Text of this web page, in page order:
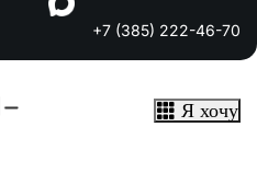
+7 (385) 222-46-70
Я хочу